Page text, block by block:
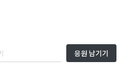
응원 남기기